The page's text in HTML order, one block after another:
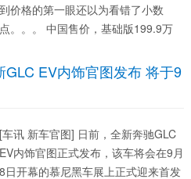
到价格的第一眼还以为看错了小数
点。。。 中国售价，基础版199.9万
万（含税 244.8 万元起）。...
EV内饰官图发布 将于9
[车讯 新车官图] 日前，全新奔驰GLC
EV内饰官图正式发布，该车将会在9月
8日开幕的慕尼黑车展上正式迎来首发